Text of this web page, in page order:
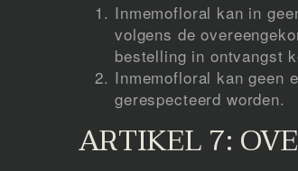
Inmemofloral kan in
volgens de
bestelling in ontvangst
Inmemofloral kan geen
gerespecteerd worden.
ARTIKEL 7: